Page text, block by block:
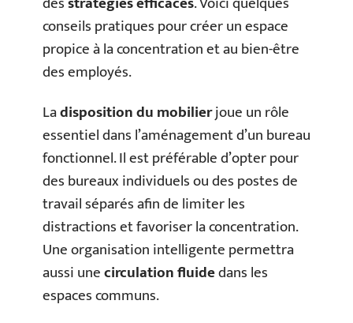
conseils pratiques pour créer un espace
propice à la concentration et au bien-être
des employés.
Ladisposition du mobilierjoue un rôle
essentiel dans l’aménagement d’un bureau
fonctionnel. Il est préférable d’opter pour
des bureaux individuels ou des postes de
travail séparés afin de limiter les
distractions et favoriser la concentration.
Une organisation intelligente permettra
aussi unecirculation fluidedans les
espaces communs.